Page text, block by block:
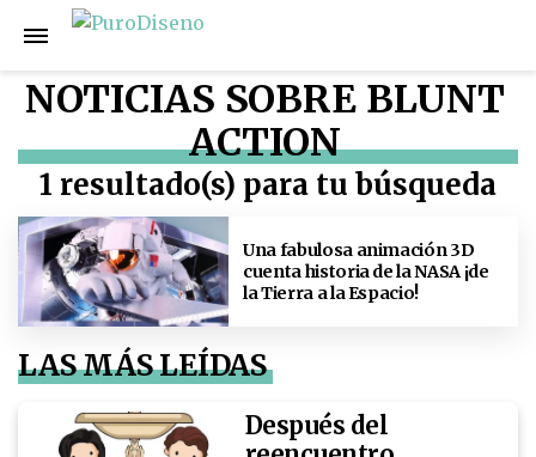
NOTICIAS SOBRE BLUNT
ACTION
1 resultado(s) para tu búsqueda
Una fabulosa animación 3D
cuenta historia de la NASA ¡de
la Tierra a la Espacio!
LAS MÁS LEÍDAS
Después del